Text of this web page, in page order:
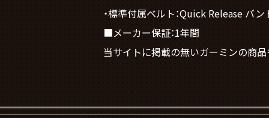
・標準付属ベルト：Quick Release バ
■メーカー保証：1年間
当サイトに掲載の無いガーミンの商